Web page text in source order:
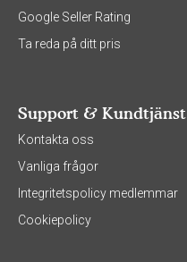
Google Seller Rating
Ta reda på ditt pris
Support & Kundtjänst
Kontakta oss
Vanliga frågor
Integritetspolicy medlemmar
Cookiepolicy